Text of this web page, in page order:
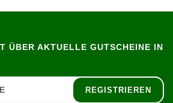
ÜBER AKTUELLE GUTSCHEINE IN
REGISTRIEREN